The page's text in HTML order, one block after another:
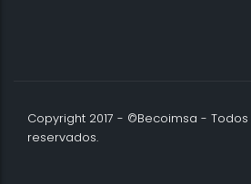
Copyright 2017 - ©Becoimsa -
reservados.